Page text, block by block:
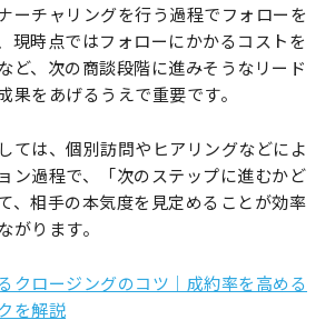
ーチャリングを行う過程でフォローを
現時点ではフォローにかかるコストを
ど、次の商談段階に進みそうなリード
果をあげるうえで重要です。
ては、個別訪問やヒアリングなどによ
ン過程で、「次のステップに進むかど
、相手の本気度を見定めることが効率
がります。
クロージングのコツ｜成約率を高める
を解説